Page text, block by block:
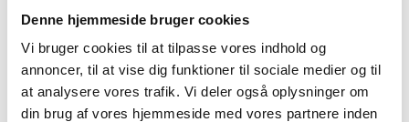
Denne hjemmeside bruger cookies
Vi bruger cookies til at tilpasse vores indhold og
annoncer, til at vise dig funktioner til sociale medier og til
at analysere vores trafik. Vi deler også oplysninger om
din brug af vores hjemmeside med vores partnere inden